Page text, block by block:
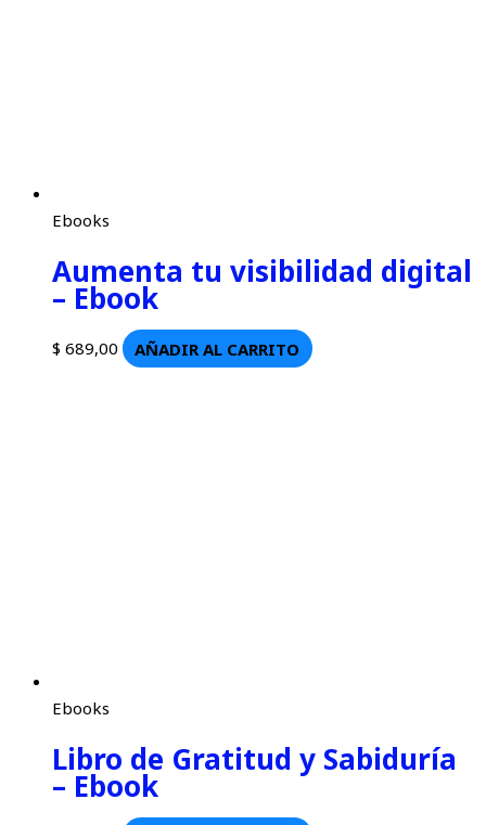
Ebooks
Aumenta tu visibilidad digital
– Ebook
$ 689,00 AÑADIR AL CARRITO
Ebooks
Libro de Gratitud y Sabiduría
– Ebook